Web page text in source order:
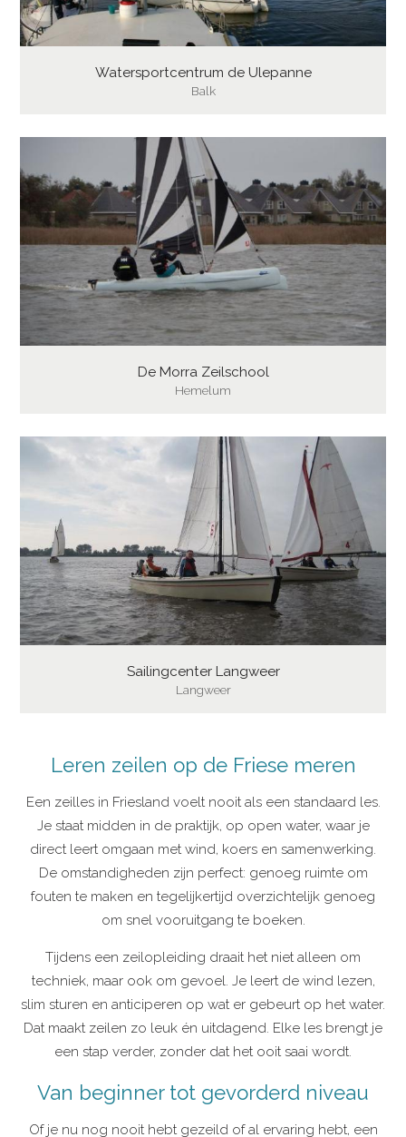
Watersportcentrum de Ulepanne
Balk
De Morra Zeilschool
Hemelum
Sailingcenter Langweer
Langweer
Leren zeilen op de Friese meren
Een zeilles in Friesland voelt nooit als een standaard les.
Je staat midden in de praktijk, op open water, waar je
direct leert omgaan met wind, koers en samenwerking.
De omstandigheden zijn perfect: genoeg ruimte om
fouten te maken en tegelijkertijd overzichtelijk genoeg
om snel vooruitgang te boeken.
Tijdens een zeilopleiding draait het niet alleen om
techniek, maar ook om gevoel. Je leert de wind lezen,
slim sturen en anticiperen op wat er gebeurt op het water.
Dat maakt zeilen zo leuk én uitdagend. Elke les brengt je
een stap verder, zonder dat het ooit saai wordt.
Van beginner tot gevorderd niveau
Of je nu nog nooit hebt gezeild of al ervaring hebt, een